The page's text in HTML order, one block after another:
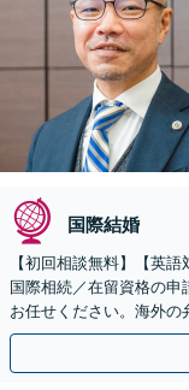
国際結婚
【初回相談無料】【英
国際相続／在留資格の
お任せください。海外の
ります【夜間・休日の相